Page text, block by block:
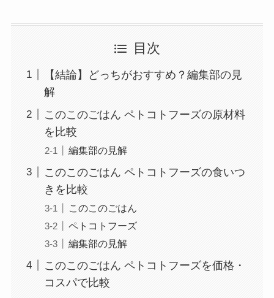
目次
【結論】どっちがおすすめ？編集部の見
解
このこのごはん ペトコトフーズの原材料
を比較
編集部の見解
このこのごはん ペトコトフーズの食いつ
きを比較
このこのごはん
ペトコトフーズ
編集部の見解
このこのごはん ペトコトフーズを価格・
コスパで比較